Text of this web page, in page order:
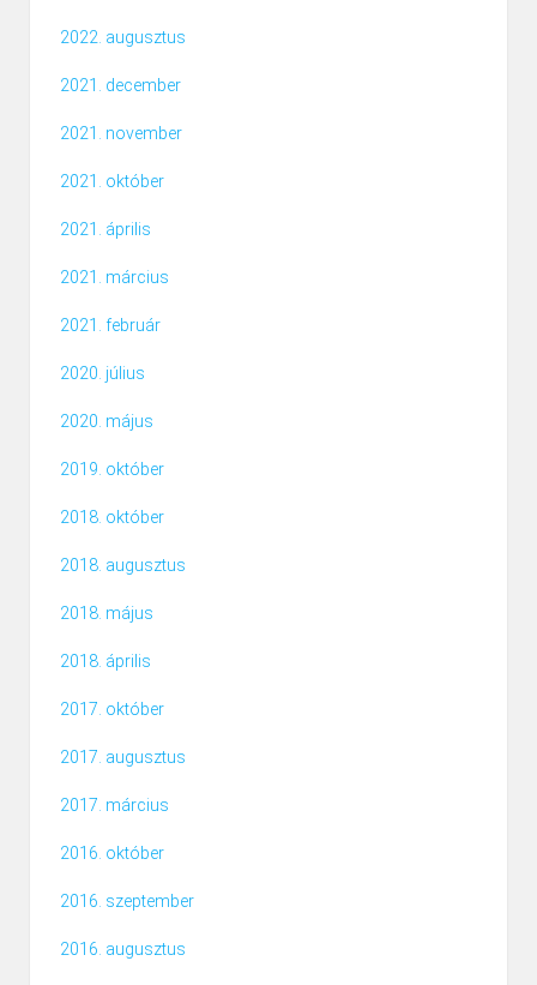
2022. augusztus
2021. december
2021. november
2021. október
2021. április
2021. március
2021. február
2020. július
2020. május
2019. október
2018. október
2018. augusztus
2018. május
2018. április
2017. október
2017. augusztus
2017. március
2016. október
2016. szeptember
2016. augusztus